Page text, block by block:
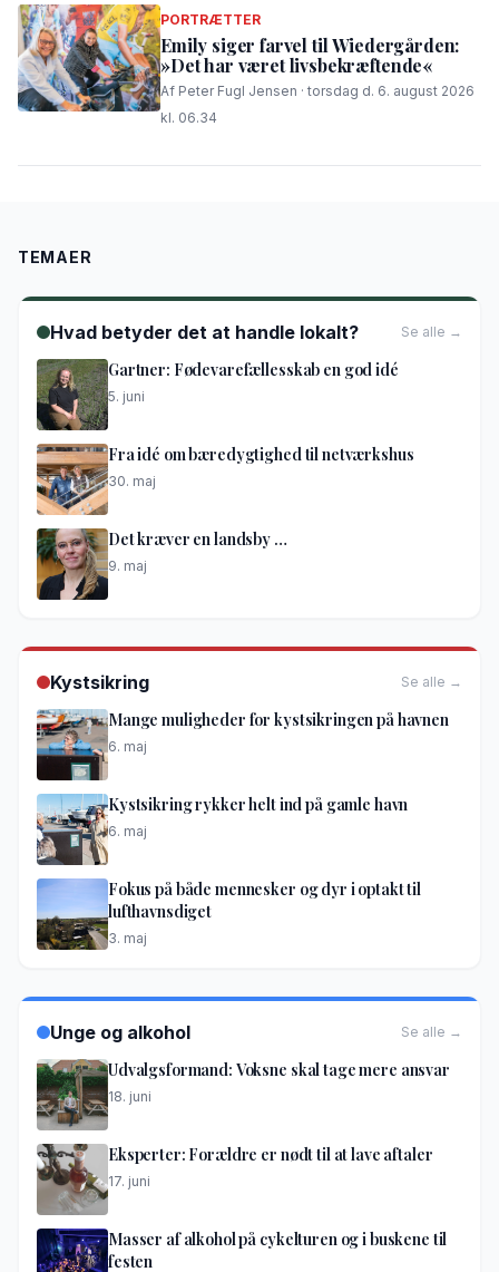
PORTRÆTTER
Emily siger farvel til Wiedergården:
»Det har været livsbekræftende«
Af Peter Fugl Jensen · torsdag d. 6. august 2026
kl. 06.34
TEMAER
Hvad betyder det at handle lokalt? Se alle →
Gartner: Fødevarefællesskab en god idé
5. juni
Fra idé om bæredygtighed til netværkshus
30. maj
Det kræver en landsby …
9. maj
Kystsikring Se alle →
Mange muligheder for kystsikringen på havnen
6. maj
Kystsikring rykker helt ind på gamle havn
6. maj
Fokus på både mennesker og dyr i optakt til
lufthavnsdiget
3. maj
Unge og alkohol Se alle →
Udvalgsformand: Voksne skal tage mere ansvar
18. juni
Eksperter: Forældre er nødt til at lave aftaler
17. juni
Masser af alkohol på cykelturen og i buskene til
festen